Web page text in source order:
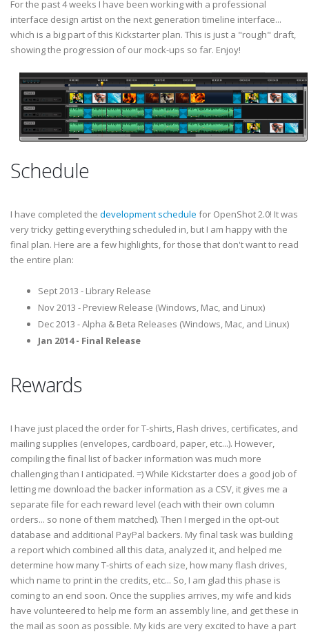
For the past 4 weeks I have been working with a professional
interface design artist on the next generation timeline interface...
which is a big part of this Kickstarter plan. This is just a "rough" draft,
showing the progression of our mock-ups so far. Enjoy!
Schedule
I have completed the development schedule for OpenShot 2.0! It was
very tricky getting everything scheduled in, but I am happy with the
final plan. Here are a few highlights, for those that don't want to read
the entire plan:
Sept 2013 - Library Release
Nov 2013 - Preview Release (Windows, Mac, and Linux)
Dec 2013 - Alpha & Beta Releases (Windows, Mac, and Linux)
Jan 2014 - Final Release
Rewards
I have just placed the order for T-shirts, Flash drives, certificates, and
mailing supplies (envelopes, cardboard, paper, etc...). However,
compiling the final list of backer information was much more
challenging than I anticipated. =) While Kickstarter does a good job of
letting me download the backer information as a CSV, it gives me a
separate file for each reward level (each with their own column
orders... so none of them matched). Then I merged in the opt-out
database and additional PayPal backers. My final task was building
a report which combined all this data, analyzed it, and helped me
determine how many T-shirts of each size, how many flash drives,
which name to print in the credits, etc... So, I am glad this phase is
coming to an end soon. Once the supplies arrives, my wife and kids
have volunteered to help me form an assembly line, and get these in
the mail as soon as possible. My kids are very excited to have a part